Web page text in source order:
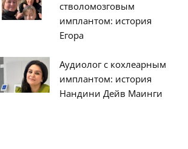
стволомозговым
имплантом: история
Егора
Аудиолог с кохлеарным
имплантом: история
Нандини Дейв Маинги